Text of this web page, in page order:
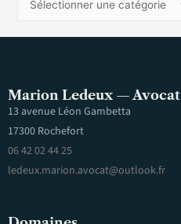
Marion Ledeux — Avocat
13 avenue Léon Gambetta
17300 Rochefort
06 42 02 44 25
ledeux.marion.avocat@outlook.fr